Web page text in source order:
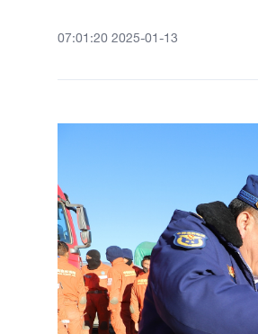
07:01:20 2025-01-13